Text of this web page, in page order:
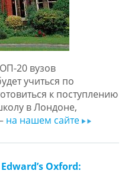
20 вузов
учиться по
к поступлению
в Лондоне,
на нашем сайтеar
Oxford: